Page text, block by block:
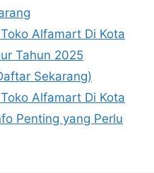
Alfamart Di Kota
Tahun 2025
Sekarang)
Alfamart Di Kota
Penting yang Perlu